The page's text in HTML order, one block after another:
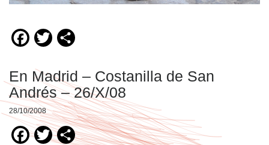
Facebook
Twitter
En Madrid – Costanilla de San
Andrés – 26/X/08
28/10/2008
Facebook
TwitterCompartir